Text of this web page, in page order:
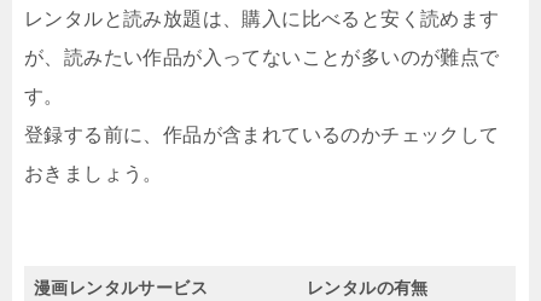
レンタルと読み放題は、購入に比べると安く読めます
が、読みたい作品が入ってないことが多いのが難点で
す。
登録する前に、作品が含まれているのかチェックして
おきましょう。
漫画レンタルサービス レンタルの有無